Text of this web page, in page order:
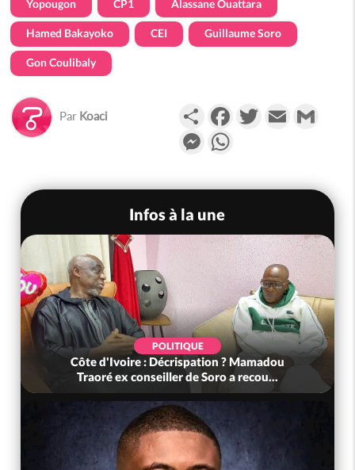
Yopougon CP1 Alassane Ouattara
Hamed Bakayoko CEI Guillaume Soro
Gon Coulibaly
Par Koaci PartagerFacebookTwitterEmail
Messenger
Infos à la une
POLITIQUE
Côte d'Ivoire : Décrispation ? Mamadou
Traoré ex conseiller de Soro a recou...